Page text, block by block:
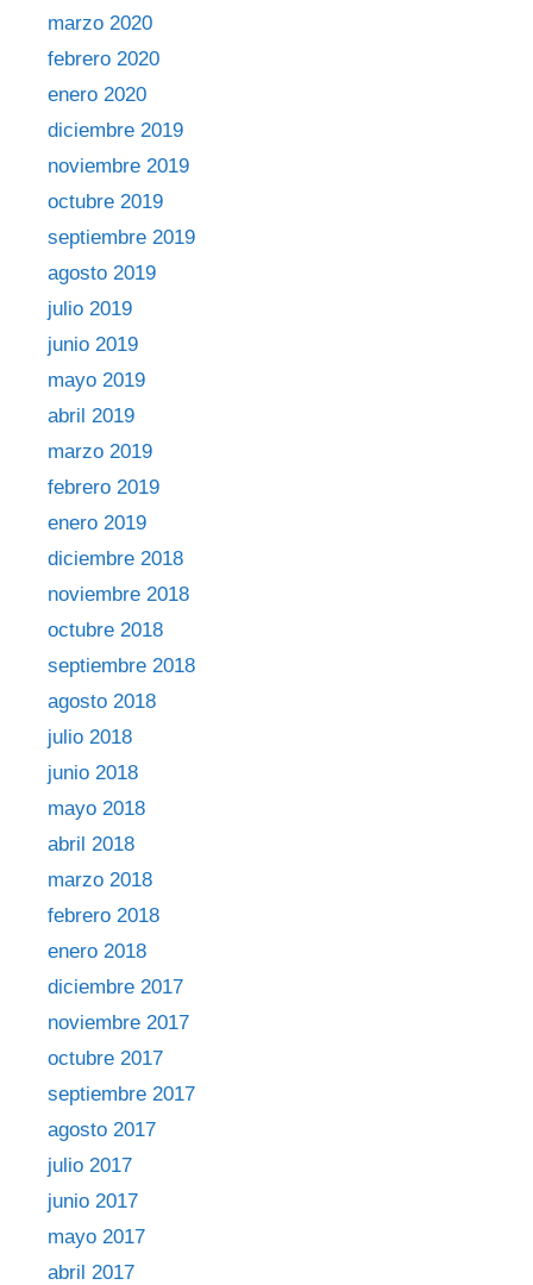
marzo 2020
febrero 2020
enero 2020
diciembre 2019
noviembre 2019
octubre 2019
septiembre 2019
agosto 2019
julio 2019
junio 2019
mayo 2019
abril 2019
marzo 2019
febrero 2019
enero 2019
diciembre 2018
noviembre 2018
octubre 2018
septiembre 2018
agosto 2018
julio 2018
junio 2018
mayo 2018
abril 2018
marzo 2018
febrero 2018
enero 2018
diciembre 2017
noviembre 2017
octubre 2017
septiembre 2017
agosto 2017
julio 2017
junio 2017
mayo 2017
abril 2017